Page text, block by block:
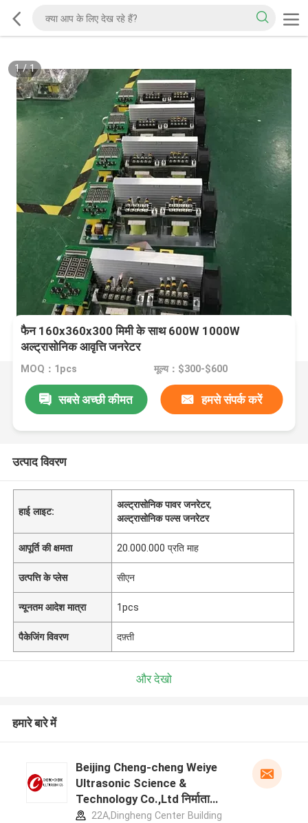
1/1
फैन 160x360x300 मिमी के साथ 600W 1000W
अल्ट्रासोनिक आवृत्ति जनरेटर
MOQ：1pcs मूल्य：$300-$600
सबसे अच्छी कीमत हमसे संपर्क करें
उत्पाद विवरण
हाई लाइट:
अल्ट्रासोनिक पावर जनरेटर,
अल्ट्रासोनिक पल्स जनरेटर
आपूर्ति की क्षमता 20.000.000 प्रति माह
उत्पत्ति के प्लेस सीएन
न्यूनतम आदेश मात्रा 1pcs
पैकेजिंग विवरण दफ़्ती
और देखो
हमारे बारे में
Beijing Cheng-cheng Weiye
Ultrasonic Science &
Technology Co.,Ltd निर्माता
प्रोफ़ाइल
22A,Dingheng Center Building